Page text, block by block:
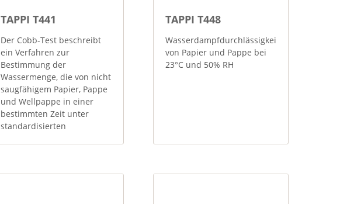
TAPPI T441
Der Cobb-Test beschreibt
ein Verfahren zur
Bestimmung der
Wassermenge, die von nicht
saugfähigem Papier, Pappe
und Wellpappe in einer
bestimmten Zeit unter
standardisierten
TAPPI T448
Wasserdampfdurchlässigkeit
von Papier und Pappe bei
23°C und 50% RH